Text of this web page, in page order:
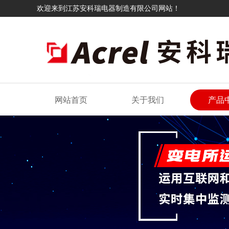
欢迎来到江苏安科瑞电器制造有限公司网站！
网站首页 关于我们 产品